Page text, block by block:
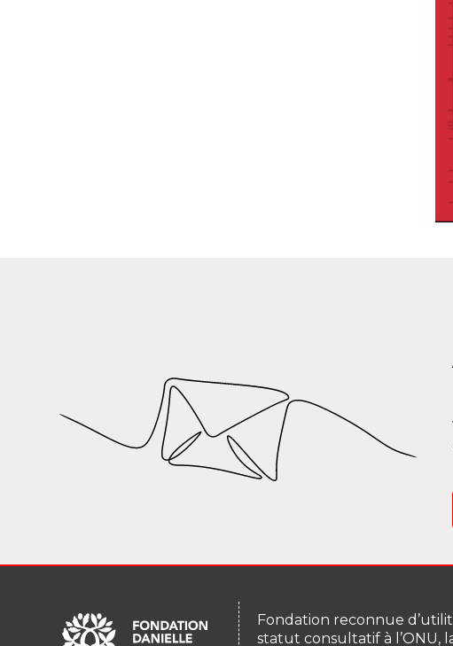
Fondation reconnue
statut consultatif à l’ONU,